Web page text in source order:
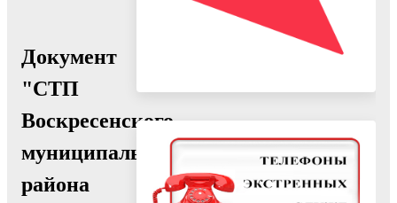
Документ
"СТП
Воскресенского
муниципального
района